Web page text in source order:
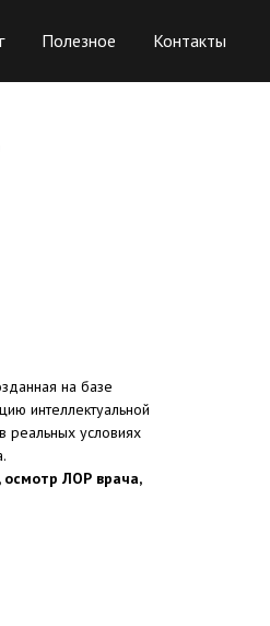
Полезное Контакты
на базе
интеллектуальной
реальных условиях
осмотр ЛОР врача,